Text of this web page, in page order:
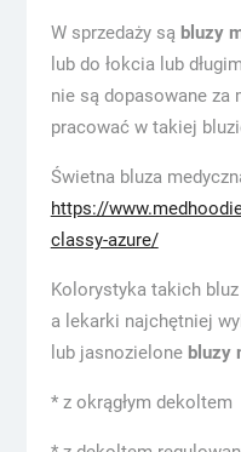
W sprzedaży są bluzy
lub do łokcia lub
nie są dopasowane za
pracować w takiej
Świetna bluza
https://
classy-azure/
Kolorystyka takich
a lekarki najchętniej
lub jasnozielonebluzy
* z okrągłym dekoltem